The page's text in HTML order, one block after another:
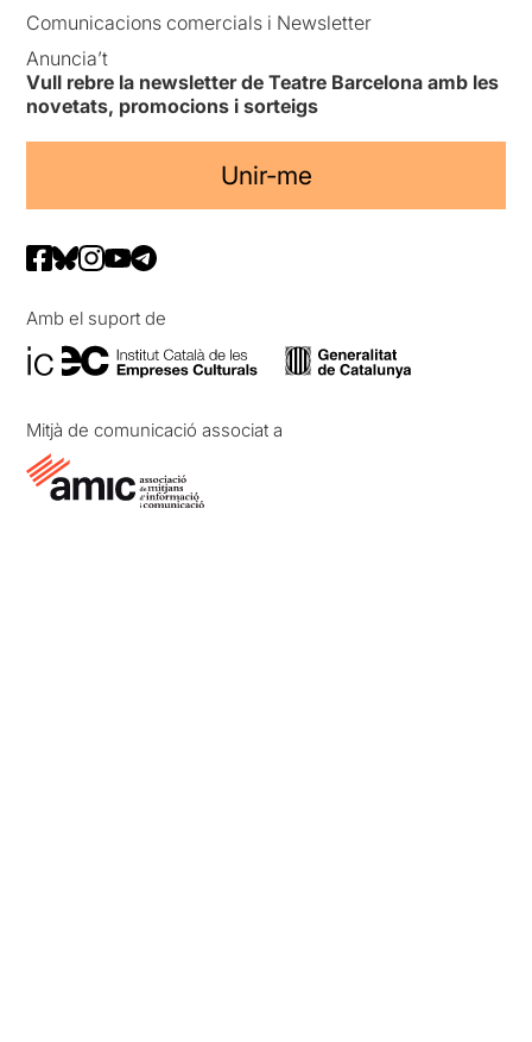
Comunicacions comercials i Newsletter
Anuncia’t
Vull rebre la newsletter de Teatre Barcelona amb les
novetats, promocions i sorteigs
Unir-me
Amb el suport de
Mitjà de comunicació associat a